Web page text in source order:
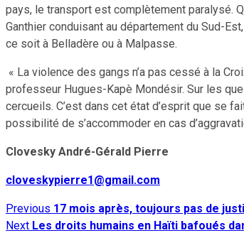
pays, le transport est complètement paralysé.
Ganthier conduisant au département du Sud-
ce soit à Belladère ou à Malpasse.
« La violence des gangs n’a pas cessé à la
professeur Hugues-Kapè Mondésir. Sur les
cercueils. C’est dans cet état d’esprit que se
possibilité de s’accommoder en cas
Clovesky André-Gérald Pierre
cloveskypierre1@gmail.com
Continue
Previous 17 mois après, toujours pas de
Next Les droits humains en Haïti bafoués